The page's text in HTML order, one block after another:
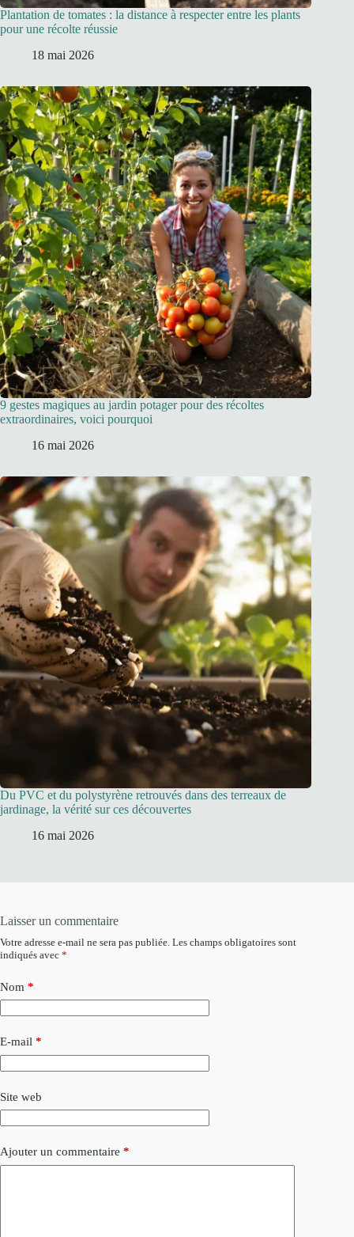
Plantation de tomates : la distance à respecter entre les plants
pour une récolte réussie
18 mai 2026
9 gestes magiques au jardin potager pour des récoltes
extraordinaires, voici pourquoi
16 mai 2026
Du PVC et du polystyrène retrouvés dans des terreaux de
jardinage, la vérité sur ces découvertes
16 mai 2026
Laisser un commentaire
Votre adresse e-mail ne sera pas publiée. Les champs obligatoires sont
indiqués avec *
Nom *
E-mail *
Site web
Ajouter un commentaire *